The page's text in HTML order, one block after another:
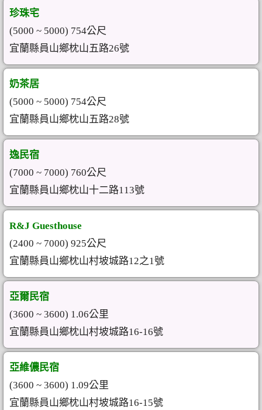
珍珠宅
(5000 ~ 5000) 754公尺
宜蘭縣員山鄉枕山五路26號
奶茶居
(5000 ~ 5000) 754公尺
宜蘭縣員山鄉枕山五路28號
逸民宿
(7000 ~ 7000) 760公尺
宜蘭縣員山鄉枕山十二路113號
R&J Guesthouse
(2400 ~ 7000) 925公尺
宜蘭縣員山鄉枕山村坡城路12之1號
亞爾民宿
(3600 ~ 3600) 1.06公里
宜蘭縣員山鄉枕山村坡城路16-16號
亞維儂民宿
(3600 ~ 3600) 1.09公里
宜蘭縣員山鄉枕山村坡城路16-15號